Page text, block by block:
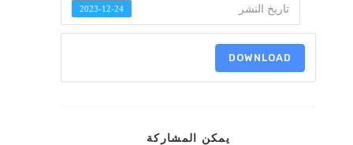
تاريخ النشر 2023-12-24
DOWNLOAD
يمكن المشاركةSHARE